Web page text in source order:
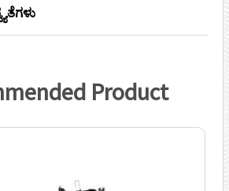
Product